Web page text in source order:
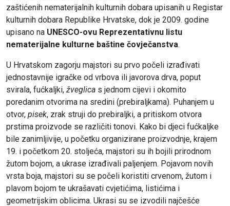
zaštićenih nematerijalnih kulturnih dobara upisanih u Registar
kulturnih dobara Republike Hrvatske, dok je 2009. godine
upisano na UNESCO-ovu Reprezentativnu listu
nematerijalne kulturne baštine čovječanstva.
U Hrvatskom zagorju majstori su prvo počeli izrađivati
jednostavnije igračke od vrbova ili javorova drva, poput
svirala, fućkaljki, žveglica s jednom cijevi i okomito
poredanim otvorima na sredini (prebiraljkama). Puhanjem u
otvor, pisek, zrak struji do prebiraljki, a pritiskom otvora
prstima proizvode se različiti tonovi. Kako bi djeci fućkaljke
bile zanimljivije, u početku organizirane proizvodnje, krajem
19. i početkom 20. stoljeća, majstori su ih bojili prirodnom
žutom bojom, a ukrase izrađivali paljenjem. Pojavom novih
vrsta boja, majstori su se počeli koristiti crvenom, žutom i
plavom bojom te ukrašavati cvjetićima, listićima i
geometrijskim oblicima. Ukrasi su se izvodili najčešće